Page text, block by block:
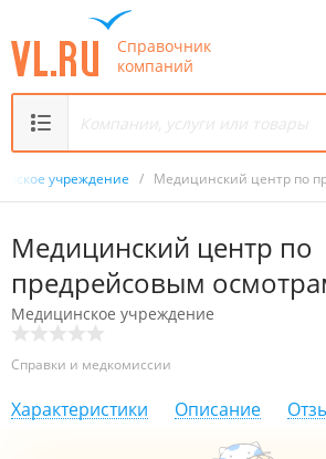
Справочник
компаний
учреждение / Медицинский центр по
Медицинский центр по
предрейсовым
Медицинское учреждение
Справки и медкомиссии
Характеристики Описание